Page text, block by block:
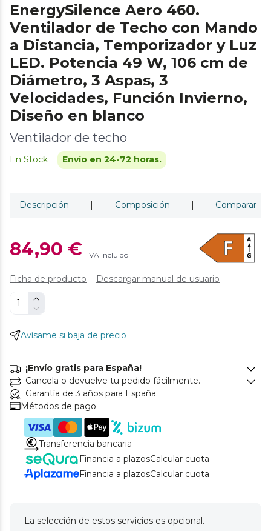
EnergySilence Aero 460.
Ventilador de Techo con Mando
a Distancia, Temporizador y Luz
LED. Potencia 49 W, 106 cm de
Diámetro, 3 Aspas, 3
Velocidades, Función Invierno,
Diseño en blanco
Ventilador de techo
En Stock Envío en 24-72 horas.
Descripción | Composición | Comparar
84,90 € IVA incluido
Ficha de producto Descargar manual de usuario
Avísame si baja de precio
¡Envío gratis para España!
Cancela o devuelve tu pedido fácilmente.
Garantía de 3 años para España.
Métodos de pago.
Transferencia bancaria
Financia a plazosCalcular cuota
Financia a plazosCalcular cuota
La selección de estos servicios es opcional.